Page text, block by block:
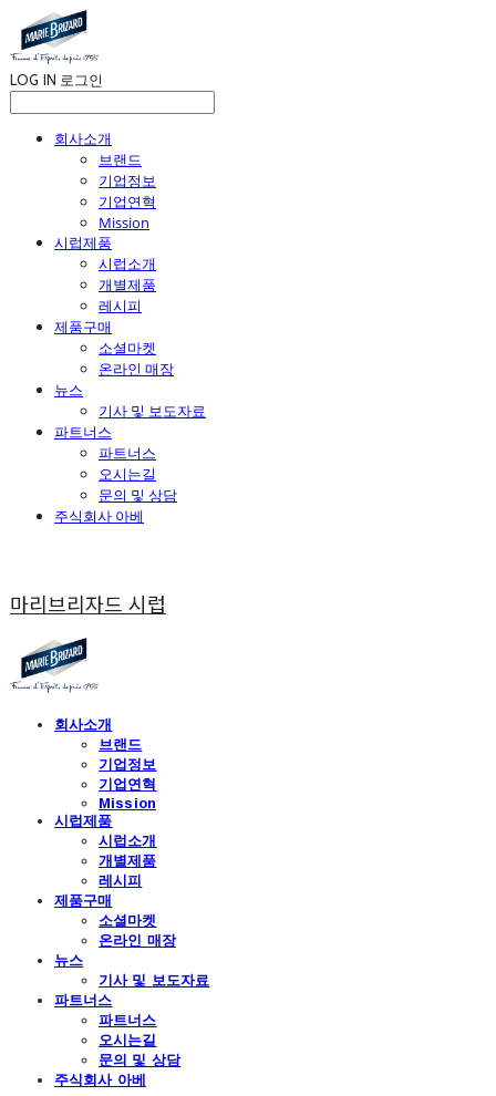
LOG IN 로그인
회사소개
브랜드
기업정보
기업연혁
Mission
시럽제품
시럽소개
개별제품
레시피
제품구매
소셜마켓
온라인 매장
뉴스
기사 및 보도자료
파트너스
파트너스
오시는길
문의 및 상담
주식회사 아베
마리브리자드 시럽
회사소개
브랜드
기업정보
기업연혁
Mission
시럽제품
시럽소개
개별제품
레시피
제품구매
소셜마켓
온라인 매장
뉴스
기사 및 보도자료
파트너스
파트너스
오시는길
문의 및 상담
주식회사 아베